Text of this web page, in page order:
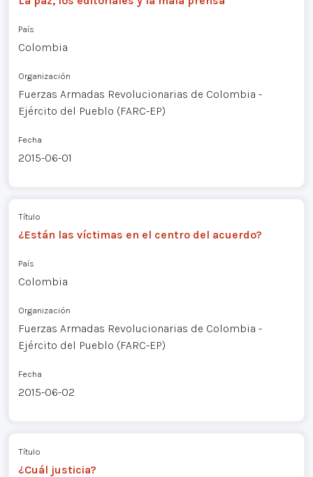
País
Colombia
Organización
Fuerzas Armadas Revolucionarias de Colombia -
Ejército del Pueblo (FARC-EP)
Fecha
2015-06-01
Título
¿Están las víctimas en el centro del acuerdo?
País
Colombia
Organización
Fuerzas Armadas Revolucionarias de Colombia -
Ejército del Pueblo (FARC-EP)
Fecha
2015-06-02
Título
¿Cuál justicia?